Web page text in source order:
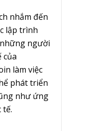
nhắm đến
lập trình
người
của
làm việc
phát triển
như ứng
tế.